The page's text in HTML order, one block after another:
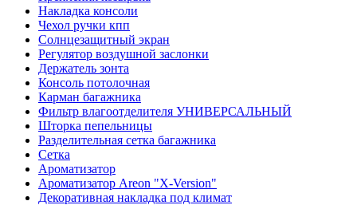
Накладка консоли
Чехол ручки кпп
Солнцезащитный экран
Регулятор воздушной заслонки
Держатель зонта
Консоль потолочная
Карман багажника
Фильтр влагоотделителя УНИВЕРСАЛЬНЫЙ
Шторка пепельницы
Разделительная сетка багажника
Сетка
Ароматизатор
Ароматизатор Areon "X-Version"
Декоративная накладка под климат